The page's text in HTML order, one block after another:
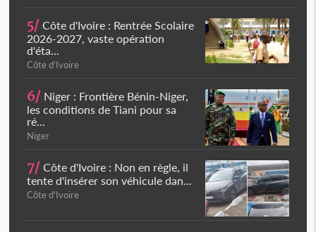
5/ Côte d'Ivoire : Rentrée Scolaire
2026-2027, vaste opération
d'éta...
Côte d'Ivoire
6/ Niger : Frontière Bénin-Niger,
les conditions de Tiani pour sa
ré...
Niger
7/ Côte d'Ivoire : Non en règle, il
tente d'insérer son véhicule dan...
Côte d'Ivoire